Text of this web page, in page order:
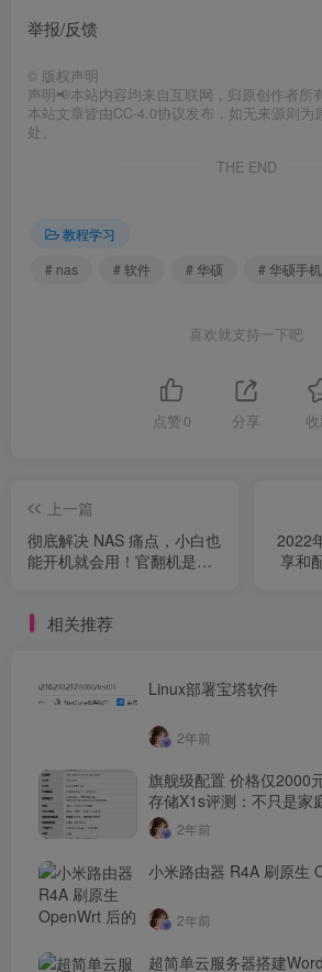
举报/反馈
© 版权声明
声明📢本站内容均来自互联网，归原创作者所
本站文章皆由CC-4.0协议发布，如无来源则为
处。
THE END
教程学习
# nas
# 软件 # 华硕 # 华硕手机
喜欢就支持一下吧
点赞 0 分享
上一篇
彻底解决 NAS 痛点，小白也
能开机就会用！官翻机是个
伙伴大会 全栈创新产品和方
具：内网更新包互传硬核！
一个免费开源的全网优质内
容阅读器用这个方法，某度
网盘100M/s不限速
2022
享和
相关推荐
Linux部署宝塔软件
2年前
旗舰级配置 价格仅2000
存储X1s评测：不只是家
2年前
小米路由器 R4A 刷原生
2年前
超简单云服务器搭建